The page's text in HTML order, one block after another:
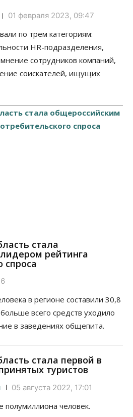
01 февраля 2023, 09:47
по трем категориям:
HR-подразделения,
сотрудников компаний,
соискателей, ищущих
стала
рейтинга
спроса
в регионе составили 30,8
всего средств уходило
в заведениях общепита.
стала первой в
туристов
05 августа 2022, 17:01
полумиллиона человек.